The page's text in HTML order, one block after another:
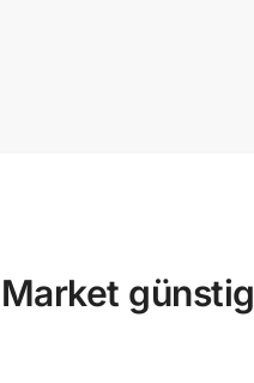
günstig